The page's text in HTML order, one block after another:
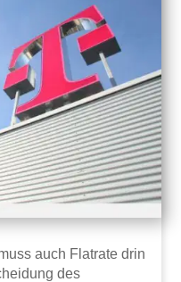
auch Flatrate drin
des